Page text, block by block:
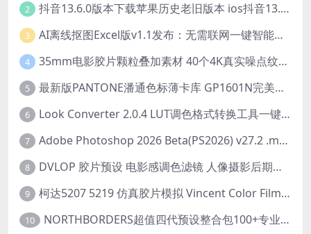
2 抖音13.6.0版本下载苹果历史老旧版本 ios抖音13.6旧版本安装包
3 AI离线抠图Excel版v1.1发布：无需联网一键智能去除背景
4 35mm电影胶片颗粒叠加素材 40个4K真实噪点纹理 20动态+20静态视频剪辑特效包
5 最新版PANTONE潘通色标薄卡库 GP1601N完美兼容Adobe Illustrator免费下载
6 Look Converter 2.0.4 LUT调色格式转换工具一键转换LR预设【附教程】
7 Adobe Photoshop 2026 Beta(PS2026) v27.2 .m3292 AI 中文绿色免安装版
8 DVLOP 胶片预设 电影感调色滤镜 人像摄影后期处理 婚礼跟拍风格 柯达胶片模拟效果+配置文件 PS/LR JOSE VILLA – For the Love of Film – Kodak Presets
9 柯达5207 5219 仿真胶片模拟 Vincent Color Film PowerGrade 下载 LUT预设怀旧外观色彩分级达芬奇调色节
10 NORTHBORDERS超值四代预设整合包100+专业Lightroom预设含教程与RAW样片 MEGA PACK